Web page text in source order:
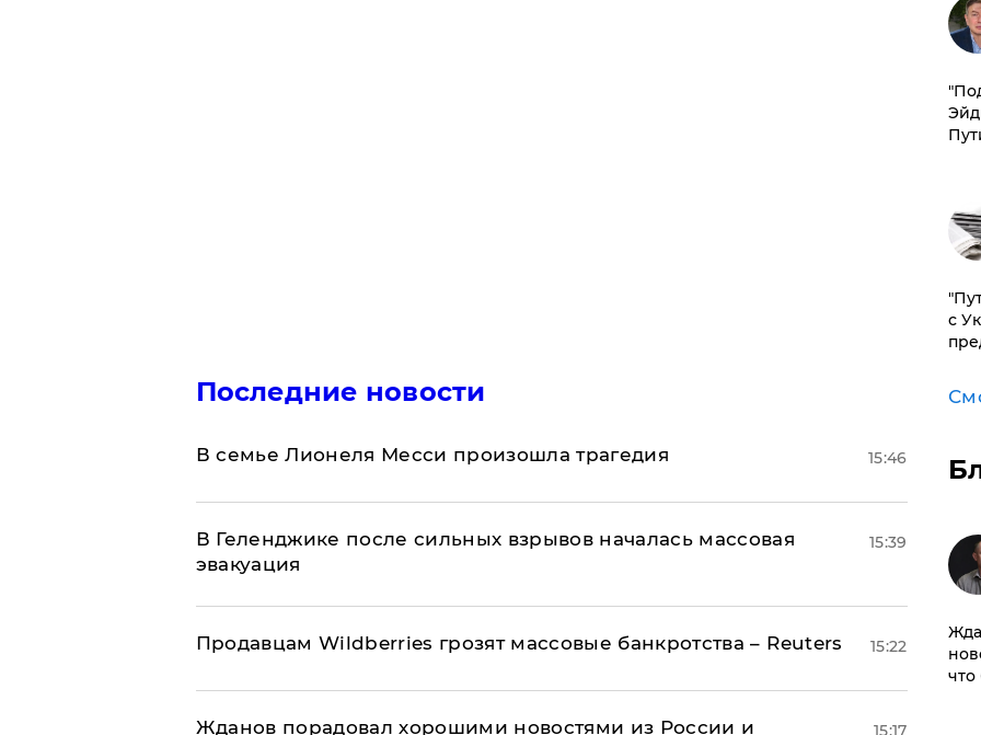
Последние новости
В семье Лионеля Месси произошла трагедия 15:46
В Геленджике после сильных взрывов началась массовая
эвакуация
15:39
Продавцам Wildberries грозят массовые банкротства – Reuters 15:22
Жданов порадовал хорошими новостями из России и 15:17
с
что